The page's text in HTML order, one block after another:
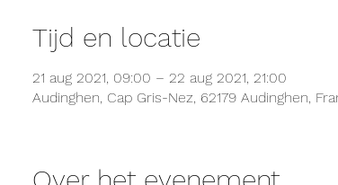
Tijd en locatie
21 aug 2021, 09:00 – 22 aug 2021, 21:00
Audinghen, Cap Gris-Nez, 62179 Audinghen,